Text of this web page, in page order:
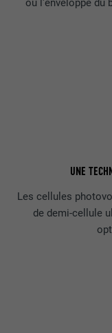
ou l'enveloppe du
UNE
Les cellules
de demi-cellule